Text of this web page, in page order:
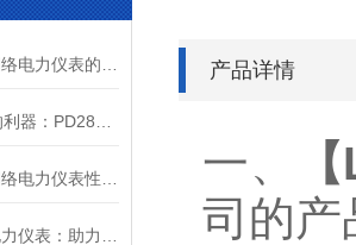
产品详情
一、
司的产